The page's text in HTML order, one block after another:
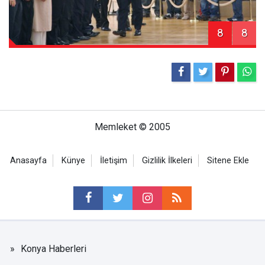
8 8
Memleket © 2005
Anasayfa Künye İletişim Gizlilik İlkeleri Sitene Ekle
Konya Haberleri